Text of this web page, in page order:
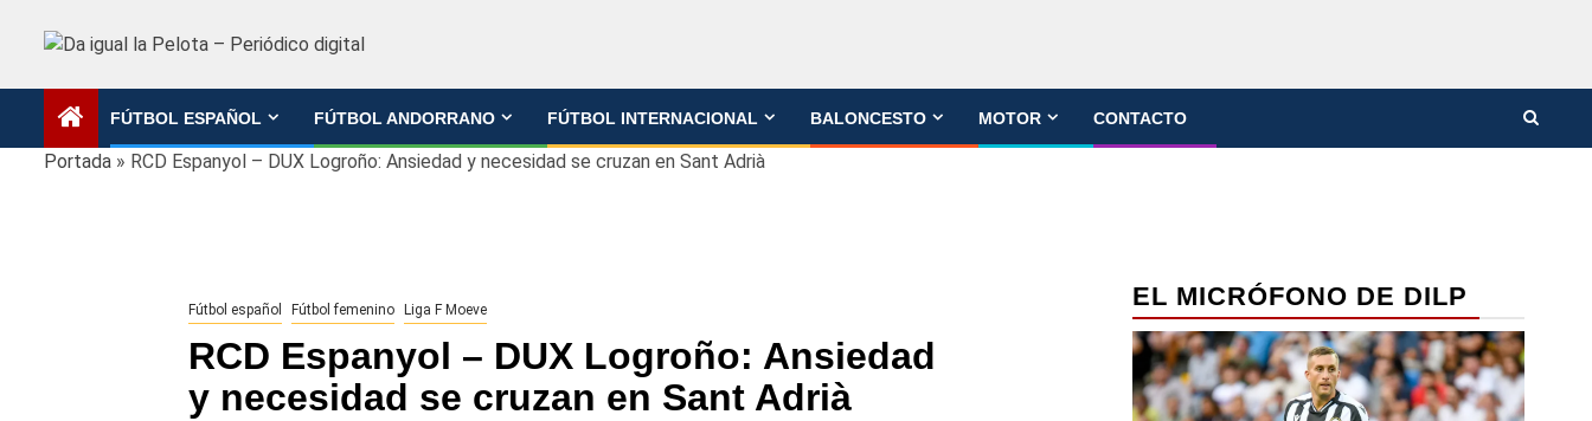
FÚTBOL ESPAÑOL FÚTBOL ANDORRANO FÚTBOL INTERNACIONAL BALONCESTO MOTOR CONTACTO
Portada » RCD Espanyol – DUX Logroño: Ansiedad y necesidad se cruzan en Sant Adrià
Fútbol español Fútbol femenino Liga F Moeve
RCD Espanyol – DUX Logroño: Ansiedad
y necesidad se cruzan en Sant Adrià
EL MICRÓFONO DE DILP